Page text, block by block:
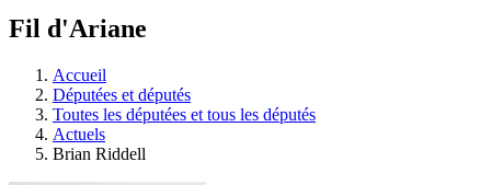
à
législative.
Fil d'Ariane
Accueil
Députées et députés
Toutes les députées et tous les députés
Actuels
Brian Riddell